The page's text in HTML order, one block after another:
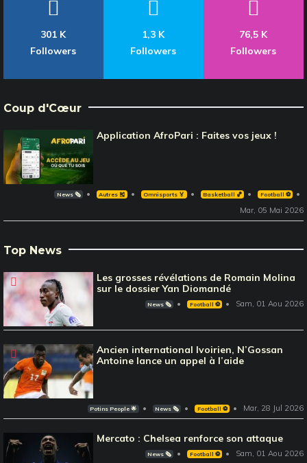
301 K
Followers
1,3 K
Followers
76,5 K
Followers
Coup d'Cœur
Application AfroPari : Faites vos jeux !
News 🗞️ Autres 🎽 Omnisports 🏅 Basketball 🏀 Football ⚽️
Mar, 05 Mai 2026
Top News
Les grosses révélations de Romain Molina
sur le dossier Yan Diomandé
News 🗞️ Football ⚽️ Sam, 01 Aou 2026
Ancien international Ivoirien, N’Gossan
Antoine lance un appel à l’aide
Potins People 🌟 News 🗞️ Football ⚽️ Mar, 28 Jul 2026
Mercato : Chelsea renforce son attaque
News 🗞️ Football ⚽️ Sam, 01 Aou 2026